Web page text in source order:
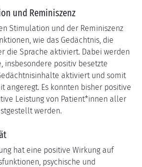
und Reminiszenz
Stimulation und der Reminiszenz
wie das Gedächtnis, die
die Sprache aktiviert. Dabei werden
insbesondere positiv besetzte
aktiviert und somit
angeregt. Es konnten bisher positive
Leistung von Patient*innen aller
werden.
hat eine positive Wirkung auf
psychische und